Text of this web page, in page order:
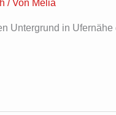
/ Von Melia
Untergrund in